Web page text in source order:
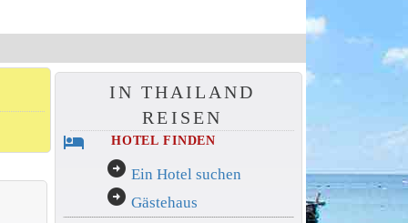
IN THAILAND
REISEN
hotel HOTEL FINDEN
arrow_circle_right Ein Hotel suchen
arrow_circle_right Gästehaus